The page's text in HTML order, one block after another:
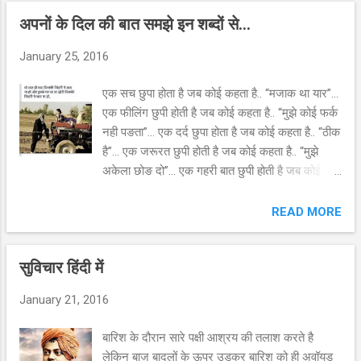
अपनों के दिल की बात समझे इन शब्दों से...
January 25, 2016
एक सच छुपा होता है जब कोई कहता है.. “मजाक था यार”...
एक फीलिंग छुपी होती है जब कोई कहता है.. “मुझे कोई फर्क
नही पङता”... एक दर्द छुपा होता है जब कोई कहता है.. “ठीक
है”... एक जरूरत छुपी होती है जब कोई कहता है.. “मुझे
अकेला छोङ दो”... एक गहरी बात छुपी होती है जब कोई
खामोश रहता है… इसीलिए एक ऑपन हार्ट सर्जरी की यूनिट
के बाहर लिखा था कि अगर दिल खोल लेते अपने यारों के
साथ तो आज नही खोलना पङता औजारों के साथ..!!
READ MORE
सुविचार हिंदी में
January 21, 2016
बारिश के दौरान सारे पक्षी आश्रय की तलाश करते है
लेकिन बाज़ बादलों के ऊपर उडकर बारिश को ही अवॉयड